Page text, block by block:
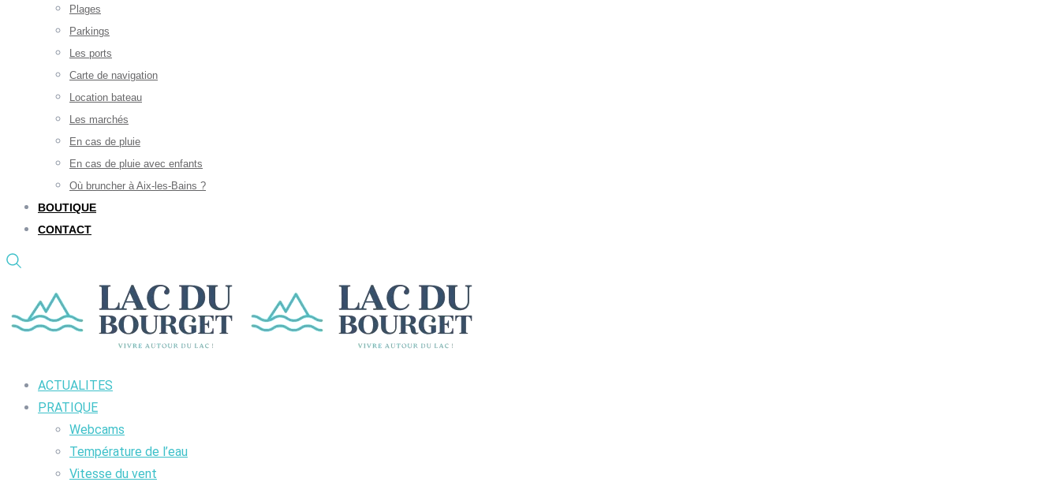
Plages
Parkings
Les ports
Carte de navigation
Location bateau
Les marchés
En cas de pluie
En cas de pluie avec enfants
Où bruncher à Aix-les-Bains ?
BOUTIQUE
CONTACT
ACTUALITES
PRATIQUE
Webcams
Température de l’eau
Vitesse du vent